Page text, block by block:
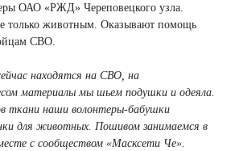
ОАО «РЖД» Череповецкого узла.
только животным. Оказывают помощь
СВО.
находятся на СВО, на
материалы мы шьем подушки и одеяла.
ткани наши волонтеры-бабушки
для животных. Пошивом занимаемся в
с сообществом «Масксети Че».